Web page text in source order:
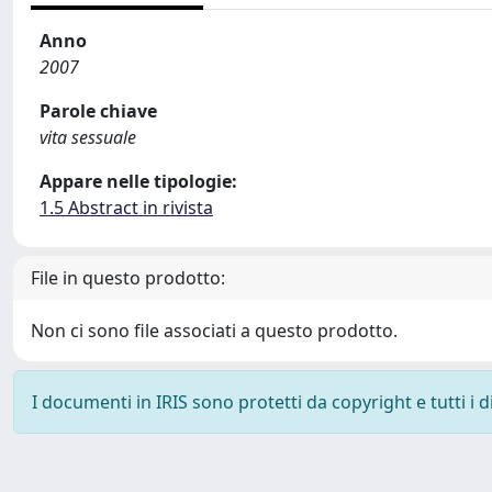
Anno
2007
Parole chiave
vita sessuale
Appare nelle tipologie:
1.5 Abstract in rivista
File in questo prodotto:
Non ci sono file associati a questo prodotto.
I documenti in IRIS sono protetti da copyright e tutti i